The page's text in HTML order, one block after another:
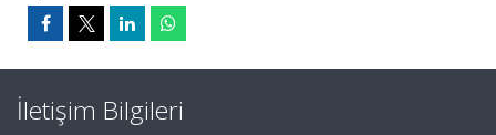
İletişim Bilgileri